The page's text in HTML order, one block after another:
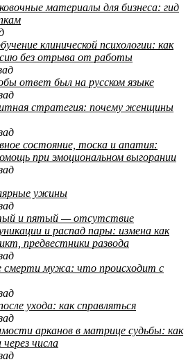
материалы для бизнеса: гид
клинической психологии: как
без отрыва от работы
ответ был на русском языке
стратегия: почему женщины
состояние, тоска и апатия:
при эмоциональном выгорании
ужины
и пятый — отсутствие
и распад пары: измена как
предвестники развода
смерти мужа: что происходит с
ухода: как справляться
арканов в матрице судьбы: как
числа